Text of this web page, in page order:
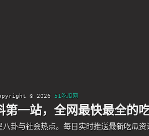
© 2026 51吃瓜网
一站，全网最快最全的
卦与社会热点。每日实时推送最新吃瓜